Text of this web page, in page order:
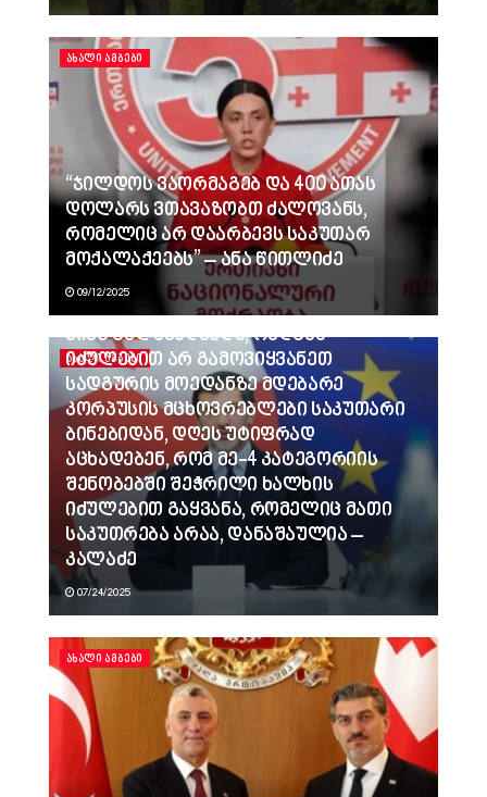
ᲐᲮᲐᲚᲘ ᲐᲛᲑᲔᲑᲘ
“ჯილდოს ვაორმაგებ და 400 ათას
დოლარს ვთავაზობთ ძალოვანს,
რომელიც არ დაარბევს საკუთარ
მოქალაქეებს” – ანა წითლიძე
09/12/2025
ᲐᲮᲐᲚᲘ ᲐᲛᲑᲔᲑᲘ
ვინც გვლანძღავდა, რადგან
იძულებით არ გამოვიყვანეთ
სადგურის მოედანზე მდებარე
კორპუსის მცხოვრებლები საკუთარი
ბინებიდან, დღეს უტიფრად
აცხადებენ, რომ მე-4 კატეგორიის
შენობებში შეჭრილი ხალხის
იძულებით გაყვანა, რომელიც მათი
საკუთრება არაა, დანაშაულია –
კალაძე
07/24/2025
ᲐᲮᲐᲚᲘ ᲐᲛᲑᲔᲑᲘ